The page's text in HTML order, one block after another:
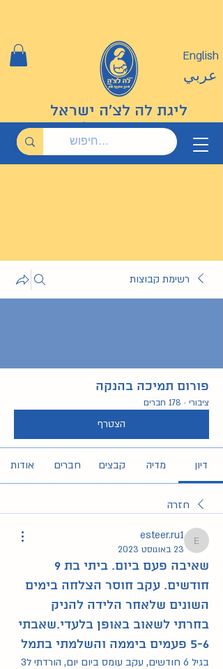
ליגת לה לצ'ה ישראל
English
عربي
רשימת קבוצות
פורום תמיכה בהנקה
ציבורי · 178 חברים
הצטרף
דיון מדיה קבצים חברים אודות
חזרה
esteer.ru1
esteer.ru1
23 באוגוסט 2023
שאיבה פעם ביום. ביתי בת 9
חודשים. עקב חוסר הצלחה בימים
השונים שלאחר הלידה להניק
בחרתי לשאוב באופן בלעדי.שאבתי
5-6 פעמים ביממה והשלמתי בתמל